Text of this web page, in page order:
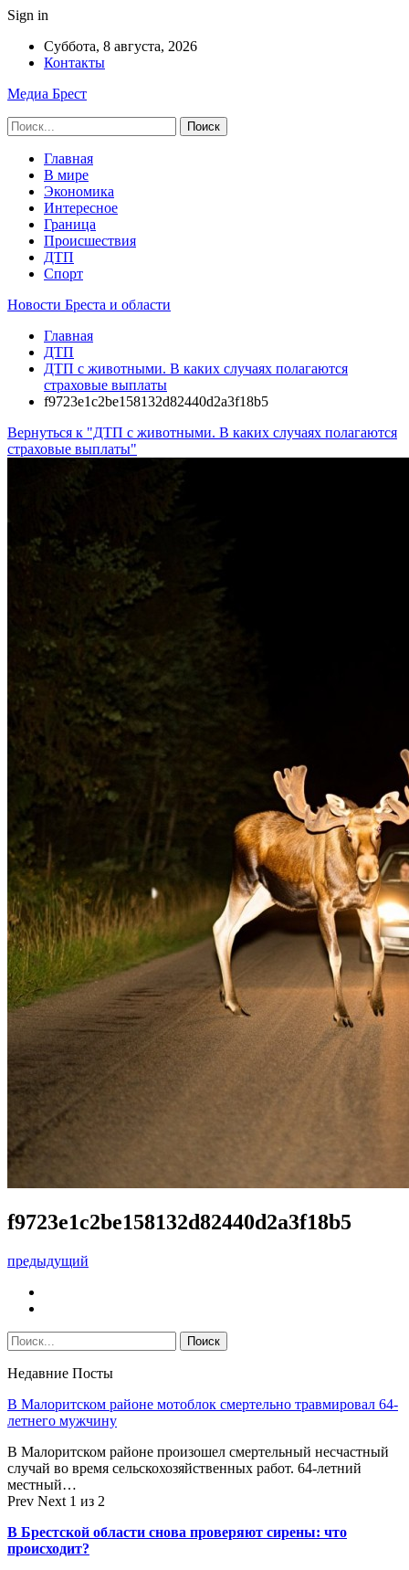
Sign in
Суббота, 8 августа, 2026
Контакты
Медиа Брест
Главная
В мире
Экономика
Интересное
Граница
Происшествия
ДТП
Спорт
Новости Бреста и области
Главная
ДТП
ДТП с животными. В каких случаях полагаются
страховые выплаты
f9723e1c2be158132d82440d2a3f18b5
Вернуться к "ДТП с животными. В каких случаях полагаются
страховые выплаты"
f9723e1c2be158132d82440d2a3f18b5
предыдущий
Недавние Посты
В Малоритском районе мотоблок смертельно травмировал 64-
летнего мужчину
В Малоритском районе произошел смертельный несчастный
случай во время сельскохозяйственных работ. 64-летний
местный…
Prev Next 1 из 2
В Брестской области снова проверяют сирены: что
происходит?